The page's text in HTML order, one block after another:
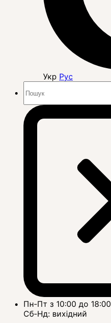
Укр Рус
Пн-Пт з 10:00 до 18:00
Сб-Нд: вихідний